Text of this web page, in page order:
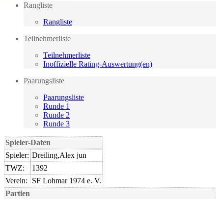
Rangliste
Rangliste
Teilnehmerliste
Teilnehmerliste
Inoffizielle Rating-Auswertung(en)
Paarungsliste
Paarungsliste
Runde 1
Runde 2
Runde 3
Spieler-Daten
Spieler: Dreiling,Alex jun
TWZ:
1392
Verein:
SF Lohmar 1974 e. V.
Partien